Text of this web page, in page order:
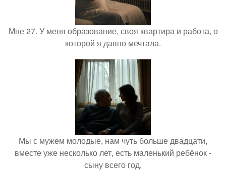
Мне 27. У меня образование, своя квартира и работа, о
которой я давно мечтала.
Мы с мужем молодые, нам чуть больше двадцати,
вместе уже несколько лет, есть маленький ребёнок -
сыну всего год.